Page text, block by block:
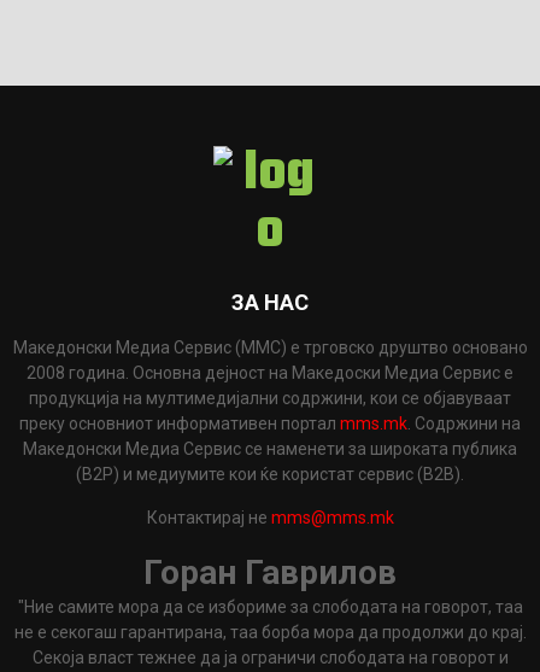
ЗА НАС
Македонски Медиа Сервис (ММС) е трговско друштво основано
2008 година. Основна дејност на Македоски Медиа Сервис е
продукција на мултимедијални содржини, кои се објавуваат
преку основниот информативен портал mms.mk . Содржини на
Македонски Медиа Сервис се наменети за широката публика
(B2P) и медиумите кои ќе користат сервис (B2B).
Контактирај не mms@mms.mk
Горан Гаврилов
"Ние самите мора да се избориме за слободата на говорот, таа
не е секогаш гарантирана, таа борба мора да продолжи до крај.
Секоја власт тежнее да ја ограничи слободата на говорот и